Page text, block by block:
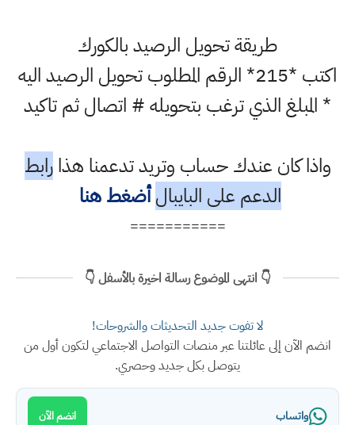
طريقة تحويل الرصيد بالكورك
اكتب *215* الرقم المطلوب تحويل الرصيد اليه
* المبلغ الذي ترغب بتحويله # اتصال ثم تاكيد
واذا كان عندك حساب وتريد تدعمنا هذارابط
الدعم على البايبال أضغط هنا
===========
👇 انتهى الموضوع رسالة اخيرة بالأسفل 👇
لا تفوت جديد التحديثات والشروحات!
انضم الآن إلى عائلتنا عبر منصات التواصل الاجتماعي لتكون أول من
يتوصل بكل جديد وحصري.
واتساب انضم الآن